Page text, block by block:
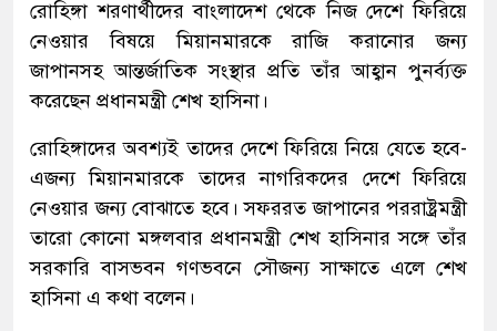
রোহিঙ্গা শরণার্থীদের বাংলাদেশ থেকে নিজ দেশে ফিরিয়ে
নেওয়ার বিষয়ে মিয়ানমারকে রাজি করানোর জন্য
জাপানসহ আন্তর্জাতিক সংস্থার প্রতি তাঁর আহ্বান পুনর্ব্যক্ত
করেছেন প্রধানমন্ত্রী শেখ হাসিনা।
রোহিঙ্গাদের অবশ্যই তাদের দেশে ফিরিয়ে নিয়ে যেতে হবে-
এজন্য মিয়ানমারকে তাদের নাগরিকদের দেশে ফিরিয়ে
নেওয়ার জন্য বোঝাতে হবে। সফররত জাপানের পররাষ্ট্রমন্ত্রী
তারো কোনো মঙ্গলবার প্রধানমন্ত্রী শেখ হাসিনার সঙ্গে তাঁর
সরকারি বাসভবন গণভবনে সৌজন্য সাক্ষাতে এলে শেখ
হাসিনা এ কথা বলেন।